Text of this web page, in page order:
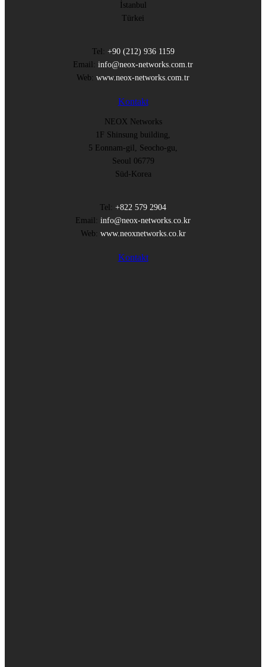
İstanbul
Türkei
Tel: +90 (212) 936 1159
Email: info@neox-networks.com.tr
Web: www.neox-networks.com.tr
Kontakt
NEOX Networks
1F Shinsung building,
5 Eonnam-gil, Seocho-gu,
Seoul 06779
Süd-Korea
Tel: +822 579 2904
Email: info@neox-networks.co.kr
Web: www.neoxnetworks.co.kr
Kontakt